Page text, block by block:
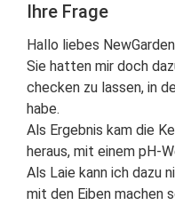
Ihre Frage
Hallo liebes
Sie hatten mir doch
checken zu lassen, in
habe.
Als Ergebnis kam die
heraus, mit einem pH-
Als Laie kann ich dazu
mit den Eiben machen